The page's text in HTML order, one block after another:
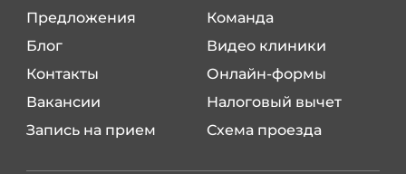
Предложения
Команда
Блог
Видео клиники
Контакты
Онлайн-формы
Вакансии
Налоговый вычет
Запись на прием
Схема проезда